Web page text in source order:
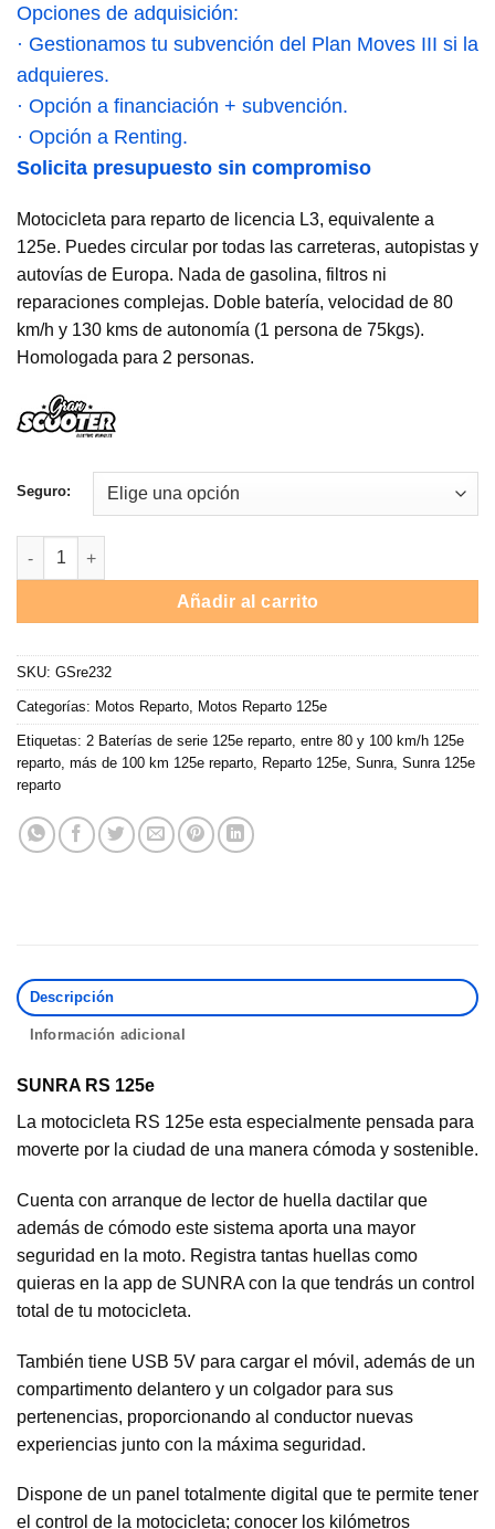
Opciones de adquisición:
· Gestionamos tu subvención del Plan Moves III si la
adquieres.
· Opción a financiación + subvención.
· Opción a Renting.
Solicita presupuesto sin compromiso
Motocicleta para reparto de licencia L3, equivalente a
125e. Puedes circular por todas las carreteras, autopistas y
autovías de Europa. Nada de gasolina, filtros ni
reparaciones complejas. Doble batería, velocidad de 80
km/h y 130 kms de autonomía (1 persona de 75kgs).
Homologada para 2 personas.
Seguro:
Moto eléctrica 125e SUNRA RS / 3000W / 130 km auton. /
Añadir al carrito
SKU: GSre232
Categorías: Motos Reparto Motos Reparto 125e
Etiquetas: 2 Baterías de serie 125e reparto entre 80 y 100 km/h 125e
reparto más de 100 km 125e reparto Reparto 125e Sunra Sunra 125e
reparto
Descripción
Información adicional
SUNRA RS 125e
La motocicleta RS 125e esta especialmente pensada para
moverte por la ciudad de una manera cómoda y sostenible.
Cuenta con arranque de lector de huella dactilar que
además de cómodo este sistema aporta una mayor
seguridad en la moto. Registra tantas huellas como
quieras en la app de SUNRA con la que tendrás un control
total de tu motocicleta.
También tiene USB 5V para cargar el móvil, además de un
compartimento delantero y un colgador para sus
pertenencias, proporcionando al conductor nuevas
experiencias junto con la máxima seguridad.
Dispone de un panel totalmente digital que te permite tener
el control de la motocicleta; conocer los kilómetros